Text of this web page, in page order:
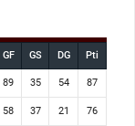
GF GS DG Pti
89 35 54 87
58 37 21 76